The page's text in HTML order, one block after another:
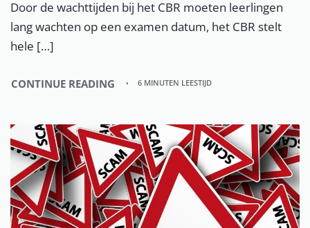
Door de wachttijden bij het CBR moeten leerlingen
lang wachten op een examen datum, het CBR stelt
hele […]
CONTINUE READING 6 MINUTEN LEESTIJD